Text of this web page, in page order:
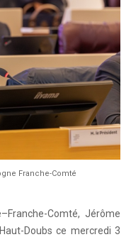
Franche-Comté
Comté, Jérôme
Doubs ce mercredi 3